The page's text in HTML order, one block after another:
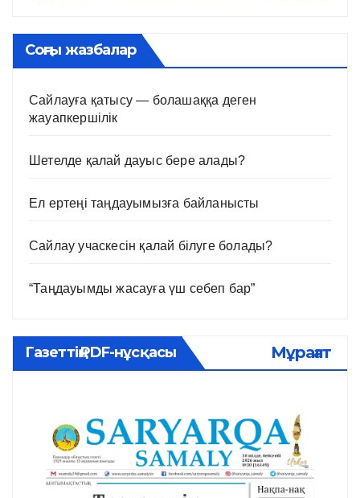
Соңғы жазбалар
Сайлауға қатысу — болашаққа деген
жауапкершілік
Шетелде қалай дауыс бере алады?
Ел ертеңі таңдауымызға байланысты
Сайлау учаскесін қалай білуге болады?
“Таңдауымды жасауға үш себеп бар”
Газеттің PDF-нұсқасы Мұрағат